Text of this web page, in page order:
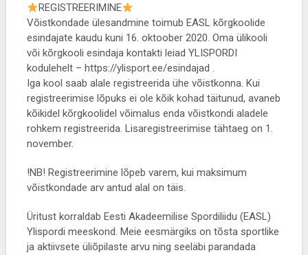
REGISTREERIMINE
Võistkondade ülesandmine toimub EASL kõrgkoolide
esindajate kaudu kuni 16. oktoober 2020. Oma ülikooli
või kõrgkooli esindaja kontakti leiad YLISPORDI
kodulehelt – https://ylisport.ee/esindajad .
Iga kool saab alale registreerida ühe võistkonna. Kui
registreerimise lõpuks ei ole kõik kohad täitunud, avaneb
kõikidel kõrgkoolidel võimalus enda võistkondi aladele
rohkem registreerida. Lisaregistreerimise tähtaeg on 1.
november.
!NB! Registreerimine lõpeb varem, kui maksimum
võistkondade arv antud alal on täis.
Üritust korraldab Eesti Akadeemilise Spordiliidu (EASL)
Ylispordi meeskond. Meie eesmärgiks on tõsta sportlike
ja aktiivsete üliõpilaste arvu ning seeläbi parandada